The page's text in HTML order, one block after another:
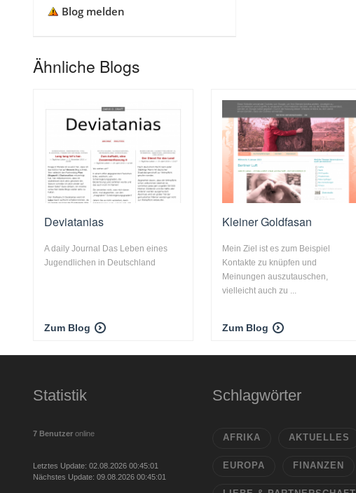
Blog melden
Ähnliche Blogs
Deviatanias
A daily Journal Das Leben eines
Jugendlichen in Deutschland
Zum Blog
Kleiner Goldfasan
Mein Ziel ist es zum Beispiel
Kontakte zu knüpfen und
Meinungen auszutauschen,
vielleicht auch zu ...
Zum Blog
Statistik
7 Benutzer online
Letztes Update: 02.08.2026 00:45:01
Nächstes Update: 09.08.2026 00:45:01
Schlagwörter
AFRIKA AKTUELLES
EUROPA FINANZEN